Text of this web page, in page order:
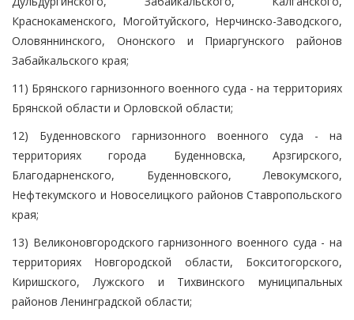
Краснокаменского, Могойтуйского, Нерчинско-Заводского,
Оловяннинского, Ононского и Приаргунского районов
Забайкальского края;
11) Брянского гарнизонного военного суда - на территориях
Брянской области и Орловской области;
12) Буденновского гарнизонного военного суда - на
территориях города Буденновска, Арзгирского,
Благодарненского, Буденновского, Левокумского,
Нефтекумского и Новоселицкого районов Ставропольского
края;
13) Великоновгородского гарнизонного военного суда - на
территориях Новгородской области, Бокситогорского,
Киришского, Лужского и Тихвинского муниципальных
районов Ленинградской области;